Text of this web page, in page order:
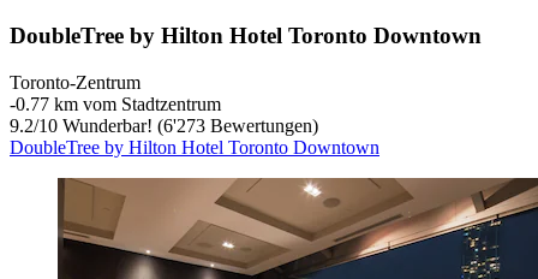
DoubleTree by Hilton Hotel Toronto Downtown
Toronto-Zentrum
‐0.77 km vom Stadtzentrum
9.2/10 Wunderbar! (6'273 Bewertungen)
DoubleTree by Hilton Hotel Toronto Downtown